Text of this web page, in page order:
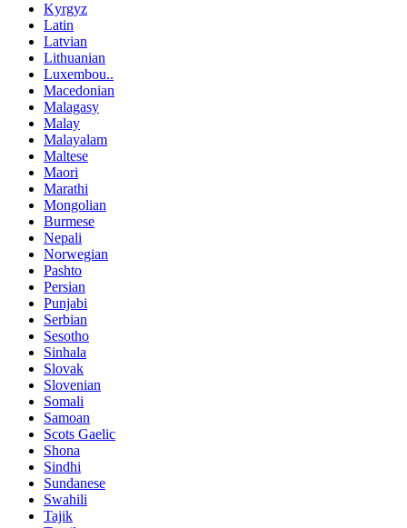
Kyrgyz
Latin
Latvian
Lithuanian
Luxembou..
Macedonian
Malagasy
Malay
Malayalam
Maltese
Maori
Marathi
Mongolian
Burmese
Nepali
Norwegian
Pashto
Persian
Punjabi
Serbian
Sesotho
Sinhala
Slovak
Slovenian
Somali
Samoan
Scots Gaelic
Shona
Sindhi
Sundanese
Swahili
Tajik